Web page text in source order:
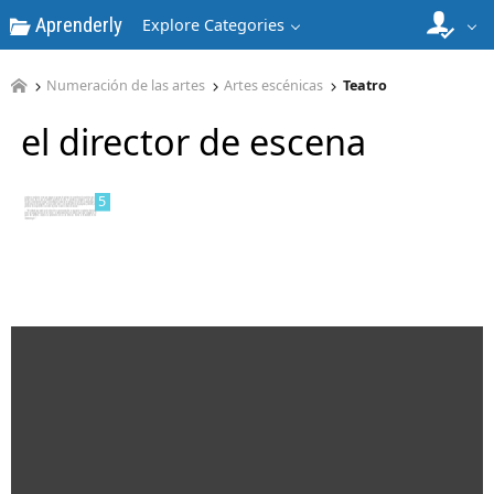
Aprenderly Explore Categories
Numeración de las artes Artes escénicas Teatro
el director de escena
5